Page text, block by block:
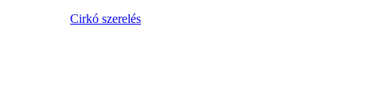
Cirkó szerelés